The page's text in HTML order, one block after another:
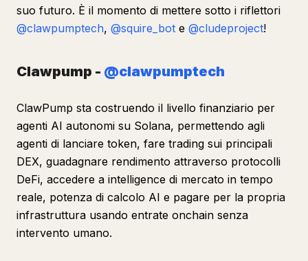
suo futuro. È il momento di mettere sotto i riflettori
@clawpumptech, @squire_bot e @cludeproject!
Clawpump - @clawpumptech
ClawPump sta costruendo il livello finanziario per
agenti AI autonomi su Solana, permettendo agli
agenti di lanciare token, fare trading sui principali
DEX, guadagnare rendimento attraverso protocolli
DeFi, accedere a intelligence di mercato in tempo
reale, potenza di calcolo AI e pagare per la propria
infrastruttura usando entrate onchain senza
intervento umano.